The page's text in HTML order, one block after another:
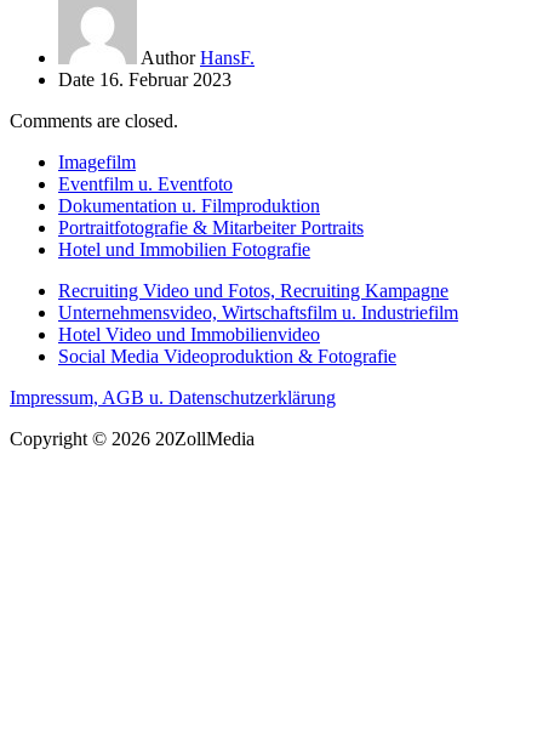
Author HansF.
Date 16. Februar 2023
Comments are closed.
Imagefilm
Eventfilm u. Eventfoto
Dokumentation u. Filmproduktion
Portraitfotografie & Mitarbeiter Portraits
Hotel und Immobilien Fotografie
Recruiting Video und Fotos, Recruiting Kampagne
Unternehmensvideo, Wirtschaftsfilm u. Industriefilm
Hotel Video und Immobilienvideo
Social Media Videoproduktion & Fotografie
Impressum, AGB u. Datenschutzerklärung
Copyright © 2026 20ZollMedia